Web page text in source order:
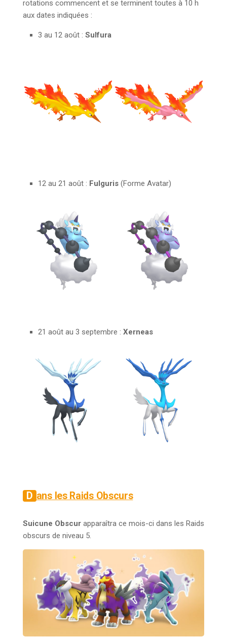
rotations commencent et se terminent toutes à 10 h
aux dates indiquées :
3 au 12 août : Sulfura
12 au 21 août : Fulguris (Forme Avatar)
21 août au 3 septembre : Xerneas
Dans les Raids Obscurs
Suicune Obscur apparaîtra ce mois-ci dans les Raids
obscurs de niveau 5.